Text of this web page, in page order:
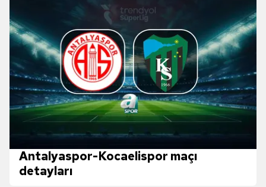
Antalyaspor-Kocaelispor maçı
detayları